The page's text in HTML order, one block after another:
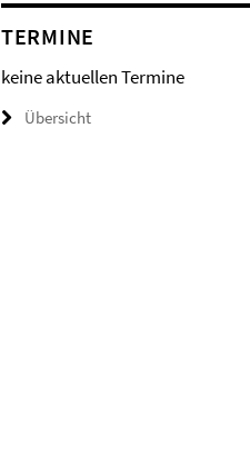
TERMINE
keine aktuellen Termine
Übersicht